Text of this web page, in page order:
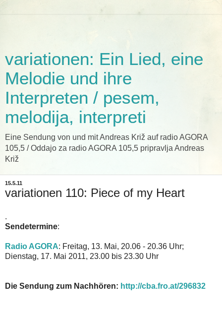
variationen: Ein Lied, eine
Melodie und ihre
Interpreten / pesem,
melodija, interpreti
Eine Sendung von und mit Andreas Križ auf radio AGORA
105,5 / Oddajo za radio AGORA 105,5 pripravlja Andreas
Križ
15.5.11
variationen 110: Piece of my Heart
.
Sendetermine:
Radio AGORA: Freitag, 13. Mai, 20.06 - 20.36 Uhr;
Dienstag, 17. Mai 2011, 23.00 bis 23.30 Uhr
Die Sendung zum Nachhören: http://cba.fro.at/296832